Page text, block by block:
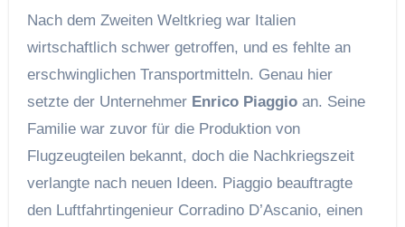
Nach dem Zweiten Weltkrieg war Italien
wirtschaftlich schwer getroffen, und es fehlte an
erschwinglichen Transportmitteln. Genau hier
setzte der Unternehmer Enrico Piaggioan. Seine
Familie war zuvor für die Produktion von
Flugzeugteilen bekannt, doch die Nachkriegszeit
verlangte nach neuen Ideen. Piaggio beauftragte
den Luftfahrtingenieur Corradino D’Ascanio, einen